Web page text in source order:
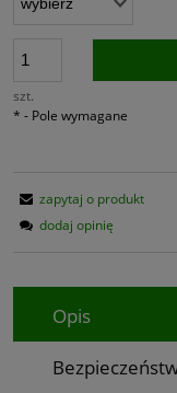
szt.
* - Pole wymagane
zapytaj o produkt
dodaj opinię
Opis